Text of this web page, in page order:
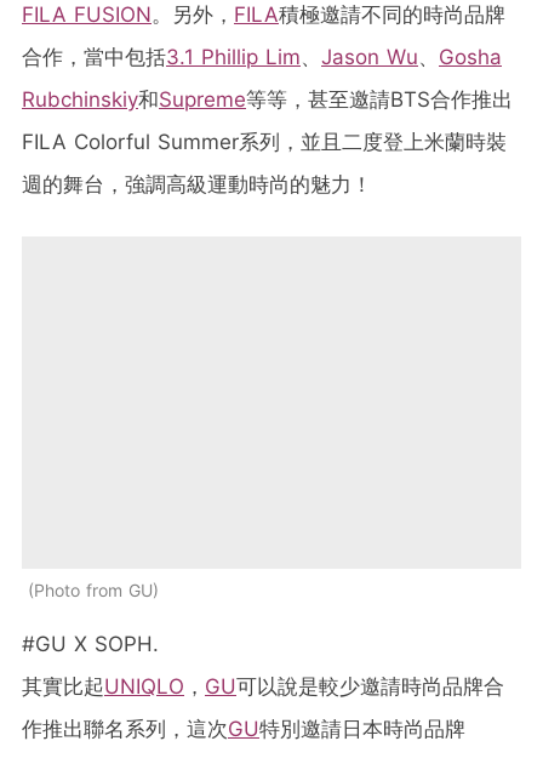
FILA FUSION。另外， FILA積極邀請不同的時尚品牌
合作，當中包括3.1 Phillip Lim、 Jason Wu、 Gosha
Rubchinskiy和Supreme等等，甚至邀請BTS合作推出
FILA Colorful Summer系列，並且二度登上米蘭時裝
週的舞台，強調高級運動時尚的魅力！
Photo from GU
#GU X SOPH.
其實比起UNIQLO ， GU可以說是較少邀請時尚品牌合
作推出聯名系列，這次GU特別邀請日本時尚品牌